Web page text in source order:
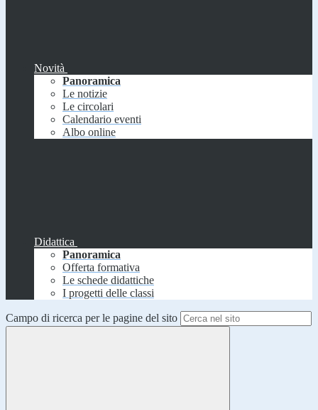
Novità
Panoramica
Le notizie
Le circolari
Calendario eventi
Albo online
Didattica
Panoramica
Offerta formativa
Le schede didattiche
I progetti delle classi
Campo di ricerca per le pagine del sito